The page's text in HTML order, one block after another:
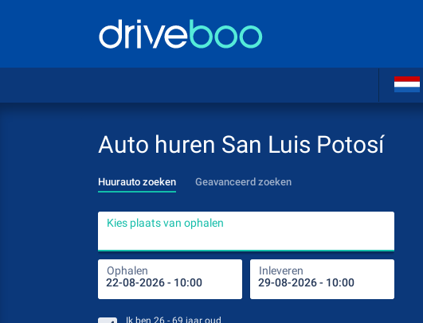
Auto huren San Luis Potosí
Huurauto zoeken Geavanceerd zoeken
Kies plaats van ophalen
Ophalen Inleveren
Ik ben 26 - 69 jaar oud